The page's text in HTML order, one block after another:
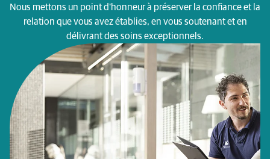
Nous mettons un point d'honneur à préserver la confiance et la
relation que vous avez établies, en vous soutenant et en
délivrant des soins exceptionnels.